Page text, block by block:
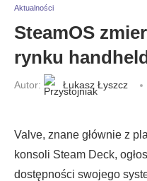
Aktualności
SteamOS
rynku
Autor: Łukasz Łyszcz
Valve, znane głównie z
konsoli Steam Deck,
dostępności swojego